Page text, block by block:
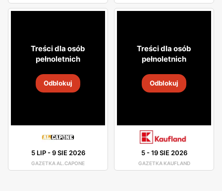
Treści dla osób
pełnoletnich
Odblokuj
5 LIP-9 SIE 2026
GAZETKA AL.CAPONE
Treści dla osób
pełnoletnich
Odblokuj
5-19 SIE 2026
GAZETKA KAUFLAND